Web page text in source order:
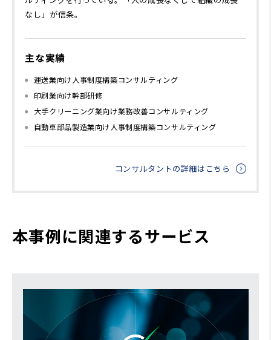
なし」が信条。
主な実績
運送業向け人事制度構築コンサルティング
印刷業向け幹部研修
大手クリーニング業向け業務改善コンサルティング
自動車部品製造業向け人事制度構築コンサルティング
コンサルタントの詳細はこちら
本事例に関連するサービス